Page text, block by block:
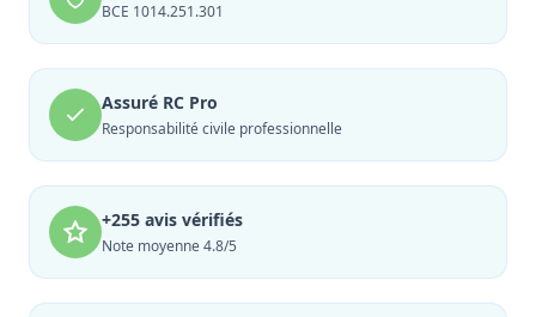
BCE 1014.251.301
Assuré RC Pro
Responsabilité civile professionnelle
+255 avis vérifiés
Note moyenne 4.8/5